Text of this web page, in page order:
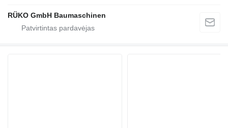
RÜKO GmbH Baumaschinen